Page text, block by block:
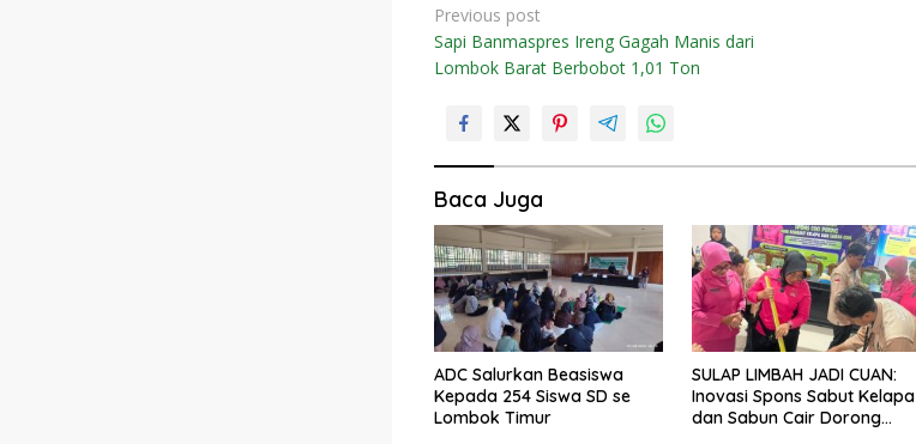
N
a
v
a
s
i
p
o
s
Previous post
Sapi Banmaspres Ireng Gagah Manis dari
Lombok Barat Berbobot 1,01 Ton
Baca Juga
ADC Salurkan Beasiswa
Kepada 254 Siswa SD se
Lombok Timur
SULAP LIMBAH JADI CUAN:
Inovasi Spons Sabut Kelapa
dan Sabun Cair Dorong